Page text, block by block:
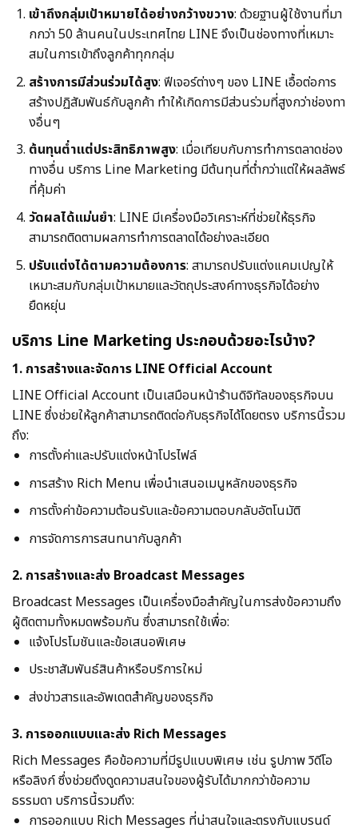
เข้าถึงกลุ่มเป้าหมายได้อย่างกว้างขวาง: ด้วยฐานผู้ใช้งานที่มา
กกว่า 50 ล้านคนในประเทศไทย LINE จึงเป็นช่องทางที่เหมาะ
สมในการเข้าถึงลูกค้าทุกกลุ่ม
สร้างการมีส่วนร่วมได้สูง: ฟีเจอร์ต่างๆ ของ LINE เอื้อต่อการ
สร้างปฏิสัมพันธ์กับลูกค้า ทำให้เกิดการมีส่วนร่วมที่สูงกว่าช่องทา
งอื่นๆ
ต้นทุนต่ำแต่ประสิทธิภาพสูง: เมื่อเทียบกับการทำการตลาดช่อง
ทางอื่น บริการ Line Marketing มีต้นทุนที่ต่ำกว่าแต่ให้ผลลัพธ์
ที่คุ้มค่า
วัดผลได้แม่นยำ: LINE มีเครื่องมือวิเคราะห์ที่ช่วยให้ธุรกิจ
สามารถติดตามผลการทำการตลาดได้อย่างละเอียด
ปรับแต่งได้ตามความต้องการ: สามารถปรับแต่งแคมเปญให้
เหมาะสมกับกลุ่มเป้าหมายและวัตถุประสงค์ทางธุรกิจได้อย่าง
ยืดหยุ่น
บริการ Line Marketing ประกอบด้วยอะไรบ้าง?
1. การสร้างและจัดการ LINE Official Account
LINE Official Account เป็นเสมือนหน้าร้านดิจิทัลของธุรกิจบน
LINE ซึ่งช่วยให้ลูกค้าสามารถติดต่อกับธุรกิจได้โดยตรง บริการนี้รวม
ถึง:
การตั้งค่าและปรับแต่งหน้าโปรไฟล์
การสร้าง Rich Menu เพื่อนำเสนอเมนูหลักของธุรกิจ
การตั้งค่าข้อความต้อนรับและข้อความตอบกลับอัตโนมัติ
การจัดการการสนทนากับลูกค้า
2. การสร้างและส่ง Broadcast Messages
Broadcast Messages เป็นเครื่องมือสำคัญในการส่งข้อความถึง
ผู้ติดตามทั้งหมดพร้อมกัน ซึ่งสามารถใช้เพื่อ:
แจ้งโปรโมชันและข้อเสนอพิเศษ
ประชาสัมพันธ์สินค้าหรือบริการใหม่
ส่งข่าวสารและอัพเดตสำคัญของธุรกิจ
3. การออกแบบและส่ง Rich Messages
Rich Messages คือข้อความที่มีรูปแบบพิเศษ เช่น รูปภาพ วิดีโอ
หรือลิงก์ ซึ่งช่วยดึงดูดความสนใจของผู้รับได้มากกว่าข้อความ
ธรรมดา บริการนี้รวมถึง:
การออกแบบ Rich Messages ที่น่าสนใจและตรงกับแบรนด์